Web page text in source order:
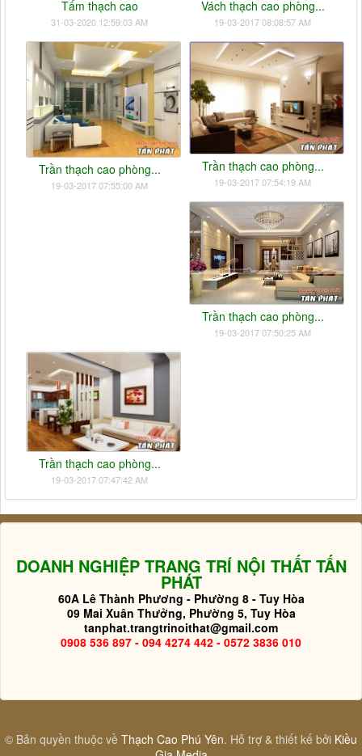
Tấm thạch cao
31-03-2020 12:59:03 AM
Vách thạch cao phòng...
19-03-2017 08:08:57 AM
Trần thạch cao phòng...
19-03-2017 07:55:00 AM
Trần thạch cao phòng...
19-03-2017 07:54:19 AM
Trần thạch cao phòng...
19-03-2017 07:50:25 AM
Trần thạch cao phòng...
19-03-2017 07:47:42 AM
DOANH NGHIỆP TRANG TRÍ NỘI THẤT TẤN
PHÁT
60A Lê Thành Phương - Phường 8 - Tuy Hòa
09 Mai Xuân Thưởng, Phường 5, Tuy Hòa
tanphat.trangtrinoithat@gmail.com
0908 536 897 - 094 4274 442 - 0572 3836 010
© Bản quyền thuộc về Thạch Cao Phú Yên. Hỗ trợ & thiết kế bởi Kiều